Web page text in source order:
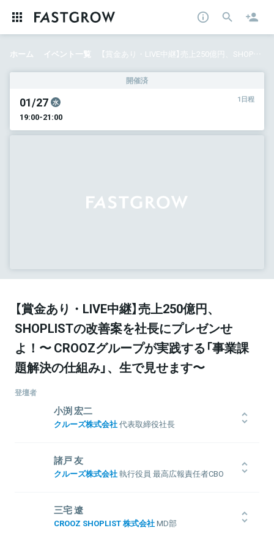
ホーム イベント一覧 【賞金あり・LIVE中継】売上250億円、SHOPLISTの改善案を社長にプレゼンせよ！〜 CROOZグループが実践する「事業課題解決の仕組み」、生で見せます〜
開催済
01/27 水
19:00-21:00
1日程
【賞金あり・LIVE中継】売上250億円、
SHOPLISTの改善案を社長にプレゼンせ
よ！〜 CROOZグループが実践する「事業課
題解決の仕組み」、生で見せます〜
登壇者
小渕 宏二
クルーズ株式会社代表取締役社長
2007年にJASDAQ上場、1,000社から20社選出される「JASDAQ-
TOP20」に入る。これまでインターネットを軸にキャリア公式コンテ
ンツ、検索エンジン、ブログ、ネット広告、ソーシャルゲームなど
る。現在は成長市場であるネット通販事業に注力し、ファストファ
ッション通販サイト「SHOPLIST.com」は配信開始から5年で年商190
億円規模に成長。
諸戸 友
クルーズ株式会社執行役員 最高広報責任者CBO
にベンチャー企業に特化した採用コンサルティングを行う株式会社
アイ・パッションの創業メンバーとして参画、1,000人以上の起業家
との出会いを経て、2012年クルーズ株式会社に入社。執行役員に就
三宅 遼
CROOZ SHOPLIST 株式会社MD部